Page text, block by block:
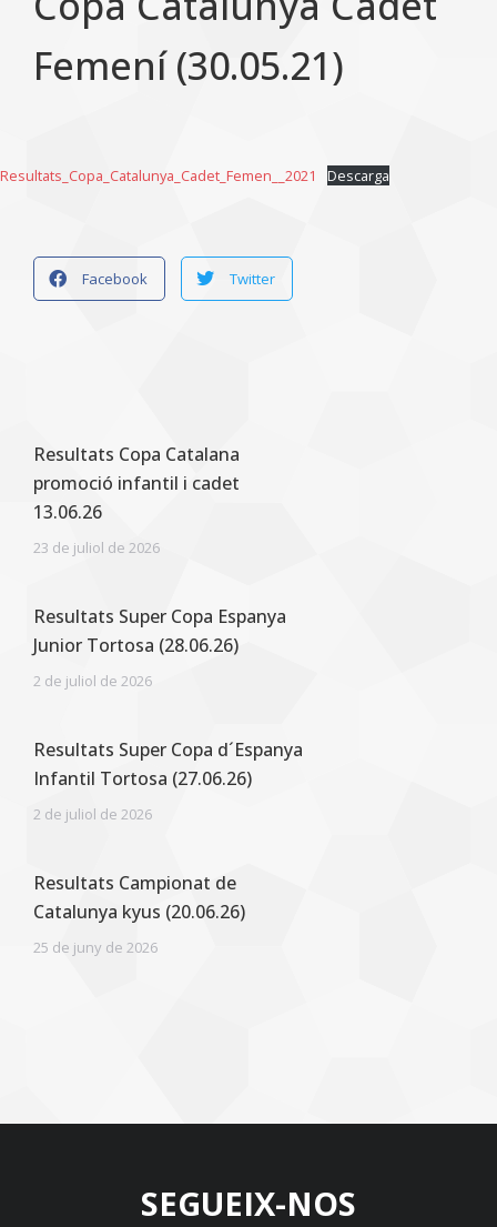
Femení (30.05.21)
Resultats_Copa_Catalunya_Cadet_Femen__2021 Descarga
Facebook Twitter
Resultats Copa Catalana
promoció infantil i cadet
13.06.26
23 de juliol de 2026
Resultats Super Copa Espanya
Junior Tortosa (28.06.26)
2 de juliol de 2026
Resultats Super Copa d´Espanya
Infantil Tortosa (27.06.26)
2 de juliol de 2026
Resultats Campionat de
Catalunya kyus (20.06.26)
25 de juny de 2026
SEGUEIX-NOS